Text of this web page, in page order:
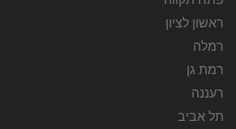
ראשון לציון
רמלה
רמת גן
רעננה
תל אביב